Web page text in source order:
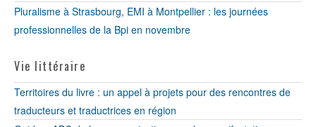
Pluralisme à Strasbourg, EMI à Montpellier : les journées
professionnelles de la Bpi en novembre
Vie littéraire
Territoires du livre : un appel à projets pour des rencontres de
traducteurs et traductrices en région